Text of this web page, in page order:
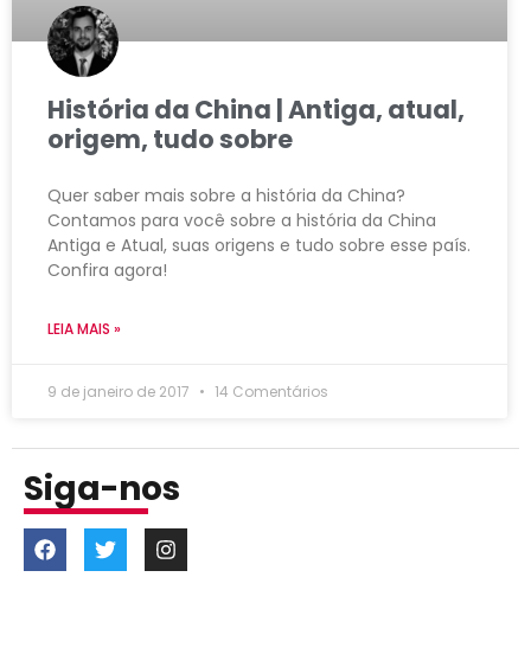
História da China | Antiga, atual,
origem, tudo sobre
Quer saber mais sobre a história da China?
Contamos para você sobre a história da China
Antiga e Atual, suas origens e tudo sobre esse país.
Confira agora!
LEIA MAIS »
9 de janeiro de 2017 14 Comentários
Siga-nos